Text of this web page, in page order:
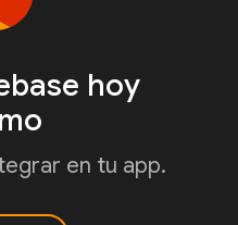
hoy
en tu app.